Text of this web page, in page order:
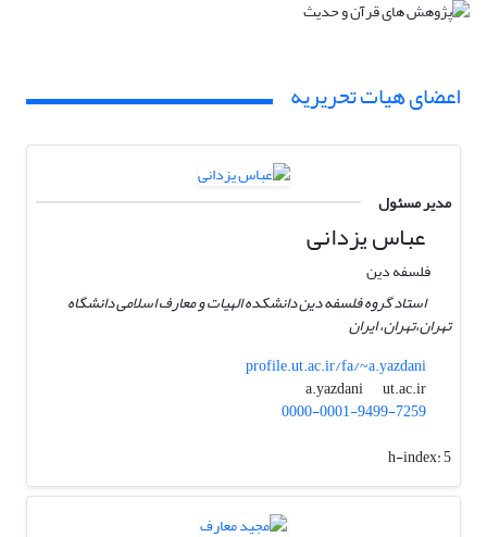
اعضای هیات تحریریه
مدیر مسئول
عباس یزدانی
فلسفه دین
استاد گروه فلسفه دین دانشکده الهیات و معارف اسلامی دانشگاه
تهران،تهران، ایران
profile.ut.ac.ir/fa/~a.yazdani
a.yazdani
ut.ac.ir
0000-0001-9499-7259
h-index:5